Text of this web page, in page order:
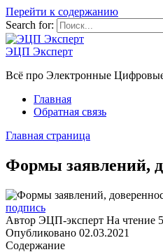
Перейти к содержанию
Search for:
ЭЦП Эксперт
Всё про Электронные
Главная
Обратная связь
Главная страница
Формы заявлений,
подпись
Автор ЭЦП-эксперт На чтение
Опубликовано 02.03.2021
Содержание